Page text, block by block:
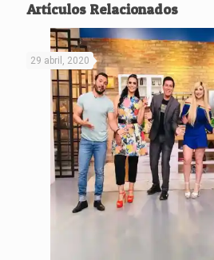
Artículos Relacionados
29 abril, 2020